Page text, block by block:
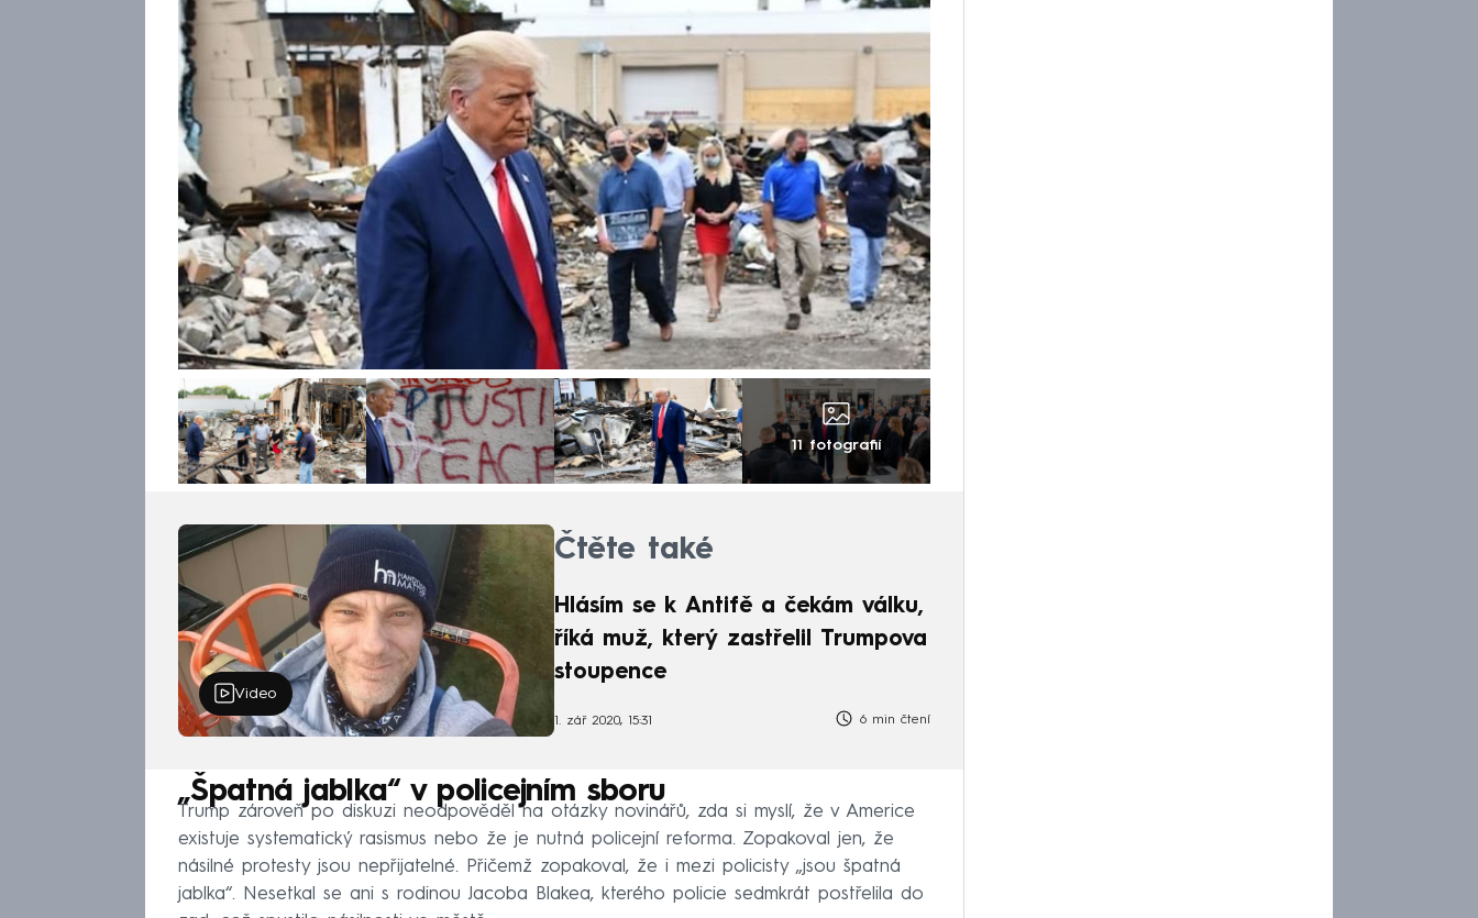
11 fotografií
Video
Čtěte také
Hlásím se k Antifě a čekám válku,
říká muž, který zastřelil Trumpova
stoupence
1. zář 2020, 15:31 6 min čtení
„Špatná jablka“ v policejním sboru
Trump zároveň po diskuzi neodpověděl na otázky novinářů, zda si myslí, že v Americe
existuje systematický rasismus nebo že je nutná policejní reforma. Zopakoval jen, že
násilné protesty jsou nepřijatelné. Přičemž zopakoval, že i mezi policisty „jsou špatná
jablka“. Nesetkal se ani s rodinou Jacoba Blakea, kterého policie sedmkrát postřelila do